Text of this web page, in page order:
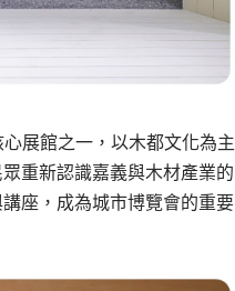
展館之一，以木都文化為主
重新認識嘉義與木材產業的
座，成為城市博覽會的重要